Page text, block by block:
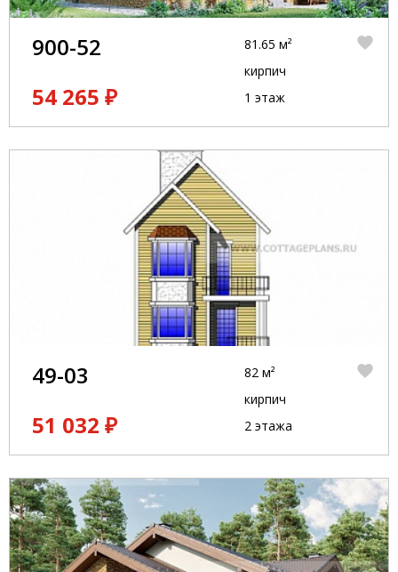
900-52
54 265 ₽
81.65 м²
кирпич
1 этаж
49-03
51 032 ₽
82 м²
кирпич
2 этажа